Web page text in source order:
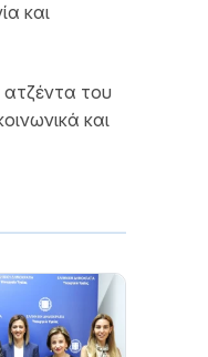
και
ατζέντα του
και